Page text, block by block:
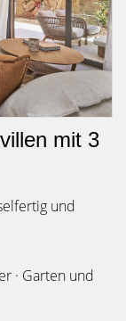
mit 3
und
· Garten und